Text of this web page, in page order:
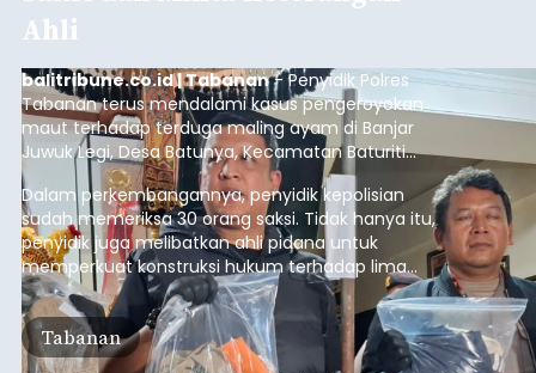
Ahli
balitribune.co.id | Tabanan- Penyidik Polres
Tabanan terus mendalami kasus pengeroyokan
maut terhadap terduga maling ayam di Banjar
Juwuk Legi, Desa Batunya, Kecamatan Baturiti
yang terjadi beberapa waktu lalu.
Dalam perkembangannya, penyidik kepolisian
sudah memeriksa 30 orang saksi. Tidak hanya itu,
penyidik juga melibatkan ahli pidana untuk
memperkuat konstruksi hukum terhadap lima
orang tersangka yang saat ini ditahan.
Tabanan